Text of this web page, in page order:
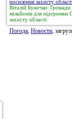
Віталій Бунечко:
мільйонів для
захисту області
Погода, Новости,